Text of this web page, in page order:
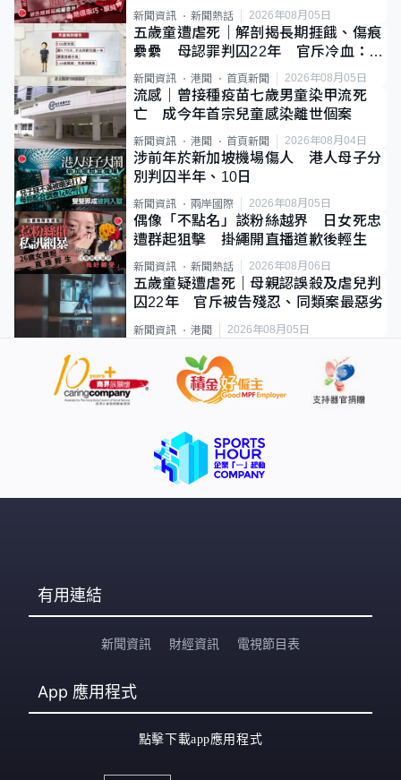
新聞資訊 新聞熱話 2026年08月05日
五歲童遭虐死｜解剖揭長期捱餓、傷痕
纍纍 母認罪判囚22年 官斥冷血：同
類案最惡劣
新聞資訊 港聞 首頁新聞 2026年08月05日
流感｜曾接種疫苗七歲男童染甲流死
亡 成今年首宗兒童感染離世個案
新聞資訊 港聞 首頁新聞 2026年08月04日
涉前年於新加坡機場傷人 港人母子分
別判囚半年、10日
新聞資訊 兩岸國際 2026年08月05日
偶像「不點名」談粉絲越界 日女死忠
遭群起狙擊 掛繩開直播道歉後輕生
新聞資訊 新聞熱話 2026年08月06日
五歲童疑遭虐死｜母親認誤殺及虐兒判
囚22年 官斥被告殘忍、同類案最惡劣
新聞資訊 港聞 2026年08月05日
有用連結
新聞資訊 財經資訊 電視節目表
App 應用程式
點擊下載app應用程式